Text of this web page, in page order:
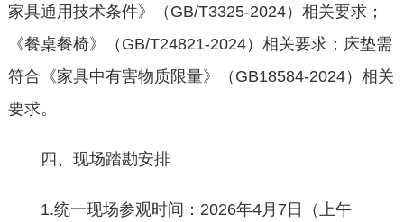
家具通用技术条件》（GB/T3325-2024）相关要求；
《餐桌餐椅》（GB/T24821-2024）相关要求；床垫需
符合《家具中有害物质限量》（GB18584-2024）相关
要求。
四、现场踏勘安排
1.统一现场参观时间：2026年4月7日（上午